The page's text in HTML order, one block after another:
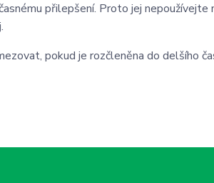
přilepšení. Proto jej
pokud je rozčleněna do delšího